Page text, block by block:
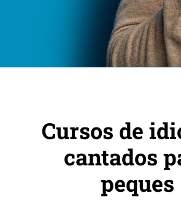
Cursos de
cantados
peques